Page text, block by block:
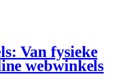
Van fysieke
webwinkels